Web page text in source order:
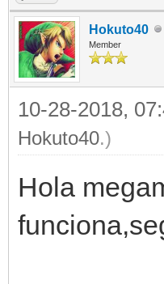
Hokuto40
Member
10-28-2018,
Hokuto40.)
Hola